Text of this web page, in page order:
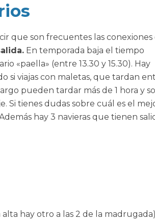
que son frecuentes las conexiones
En temporada baja el tiempo
«paella» (entre 13.30 y 15.30). Hay
si viajas con maletas, que tardan
pueden tardar más de 1 hora y
Si tienes dudas sobre cuál es el
hay 3 navieras que tienen
hay otro a las 2 de la